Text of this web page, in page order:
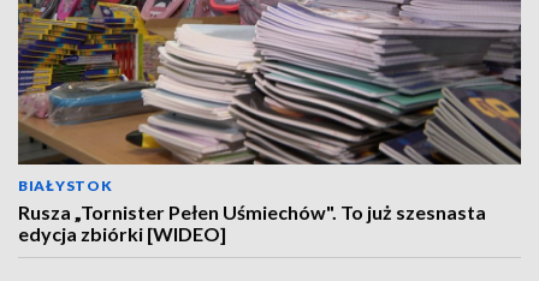
BIAŁYSTOK
Rusza „Tornister Pełen Uśmiechów". To już szesnasta
edycja zbiórki [WIDEO]